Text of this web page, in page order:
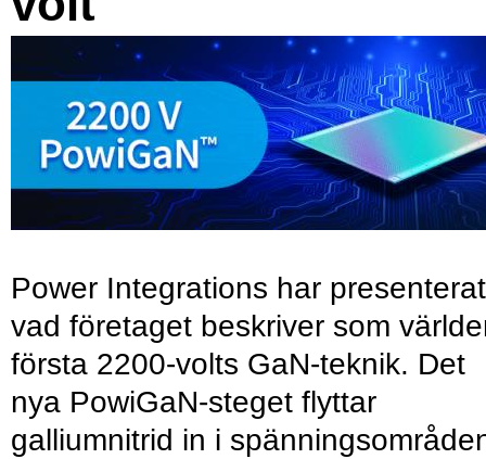
Power Integrations har presenterat
vad företaget beskriver som
första 2200-volts GaN-teknik. Det
nya PowiGaN-steget flyttar
galliumnitrid in i